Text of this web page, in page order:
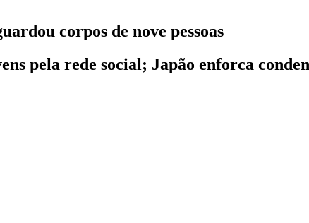
corpos de nove pessoas
pela rede social; Japão enforca